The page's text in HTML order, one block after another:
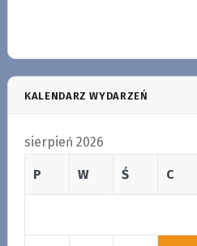
KALENDARZ WYDARZEŃ
sierpień 2026
P W Ś C